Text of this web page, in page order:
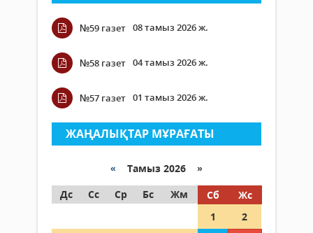
№59 газет 08 тамыз 2026 ж.
№58 газет 04 тамыз 2026 ж.
№57 газет 01 тамыз 2026 ж.
ЖАҢАЛЫҚТАР МҰРАҒАТЫ
« Тамыз 2026 »
Дс
Сс Ср Бс Жм Сб
Жс
1
2